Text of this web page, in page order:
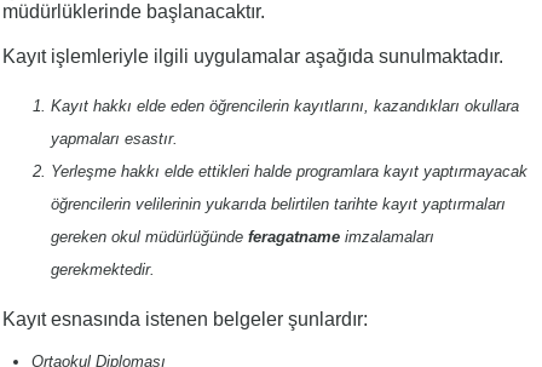
müdürlüklerinde başlanacaktır.
Kayıt işlemleriyle ilgili uygulamalar aşağıda sunulmaktadır.
Kayıt hakkı elde eden öğrencilerin kayıtlarını, kazandıkları okullara
yapmaları esastır.
Yerleşme hakkı elde ettikleri halde programlara kayıt yaptırmayacak
öğrencilerin velilerinin yukarıda belirtilen tarihte kayıt yaptırmaları
gereken okul müdürlüğünde feragatname imzalamaları
gerekmektedir.
Kayıt esnasında istenen belgeler şunlardır:
Ortaokul Diploması